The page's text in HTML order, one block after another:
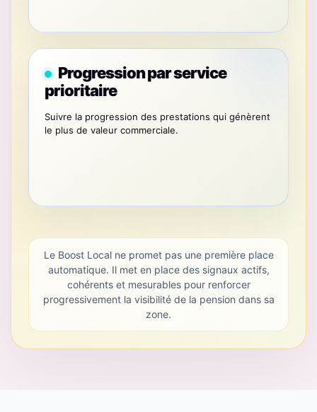
Progression par service
prioritaire
Suivre la progression des prestations qui génèrent
le plus de valeur commerciale.
Le Boost Local ne promet pas une première place
automatique. Il met en place des signaux actifs,
cohérents et mesurables pour renforcer
progressivement la visibilité de la pension dans sa
zone.